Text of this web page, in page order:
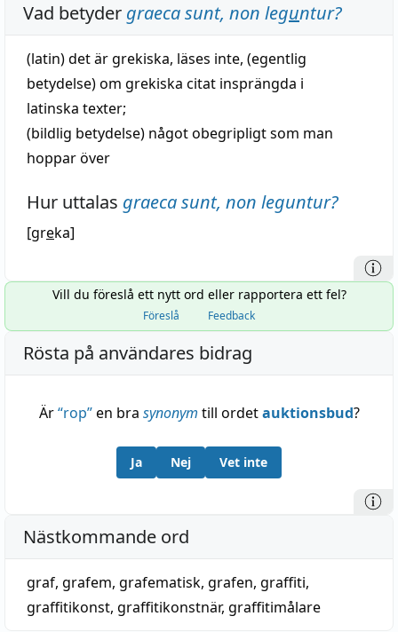
Vad betyder graeca sunt, non leguntur?
(latin) det ärgrekiska, läses inte, (egentlig
betydelse) om grekiska citat insprängda i
latinska texter;
(bildlig betydelse) något obegripligt som man
hoppar över
Hur uttalas graeca sunt, non leguntur?
[greka]
Vill du föreslå ett nytt ord eller rapportera ett fel?
Föreslå Feedback
Rösta på användares bidrag
Är“rop”en bra synonym till ordetauktionsbud?
Ja Nej Vet inte
Nästkommande ord
graf, grafem, grafematisk, grafen, graffiti,
graffitikonst, graffitikonstnär, graffitimålare